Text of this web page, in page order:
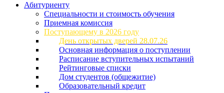
Абитуриенту
Специальности и стоимость обучения
Приемная комиссия
Поступающему в 2026 году
День открытых дверей 28.07.26
Основная информация о поступлении
Расписание вступительных испытаний
Рейтинговые списки
Дом студентов (общежитие)
Образовательный кредит